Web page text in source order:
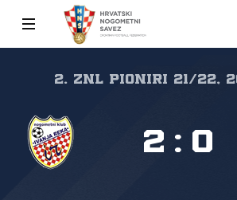
2. ZNL PIONIRI 21/22,
2 : 0